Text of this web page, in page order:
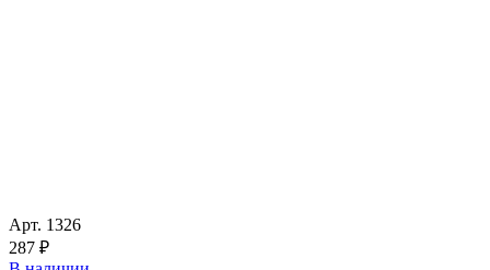
Арт. 1326
287 ₽